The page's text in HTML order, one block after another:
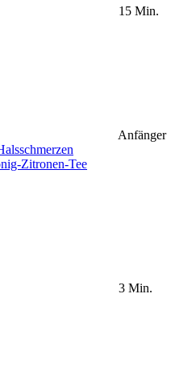
15 Min.
Anfänger
Zitronen-Tee
3 Min.